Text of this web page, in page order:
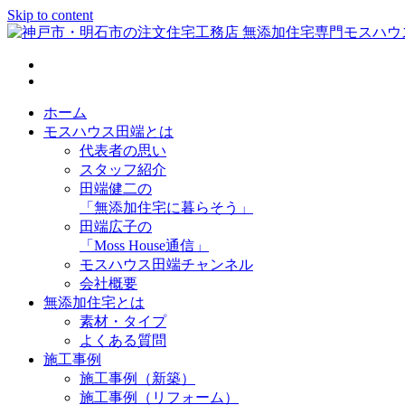
Skip to content
神戸市・明石市の注文住宅工務店 無添加住宅専門モスハウス
ホーム
モスハウス田端とは
代表者の思い
スタッフ紹介
田端健二の
「無添加住宅に暮らそう」
田端広子の
「Moss House通信」
モスハウス田端チャンネル
会社概要
無添加住宅とは
素材・タイプ
よくある質問
施工事例
施工事例（新築）
施工事例（リフォーム）